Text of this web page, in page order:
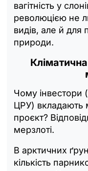
вагітність у
революцією не
видів, але й для
природи.
Чому інвестори
ЦРУ) вкладають
проєкт?
мерзлоті.
В арктичних
кількість